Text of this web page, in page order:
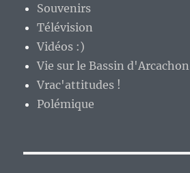
Souvenirs
Télévision
Vidéos :)
Vie sur le Bassin d'Arcachon
Vrac'attitudes !
Polémique